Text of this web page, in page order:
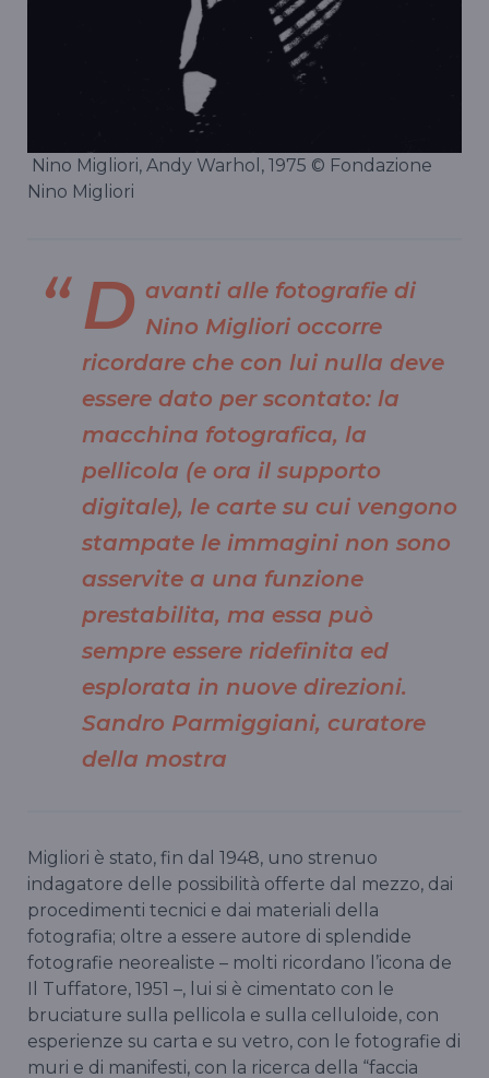
Nino Migliori, Andy Warhol, 1975 © Fondazione
Nino Migliori
D avanti alle fotografie di
Nino Migliori occorre
ricordare che con lui nulla deve
essere dato per scontato: la
macchina fotografica, la
pellicola (e ora il supporto
digitale), le carte su cui vengono
stampate le immagini non sono
asservite a una funzione
prestabilita, ma essa può
sempre essere ridefinita ed
esplorata in nuove direzioni.
Sandro Parmiggiani, curatore
della mostra
Migliori è stato, fin dal 1948, uno strenuo
indagatore delle possibilità offerte dal mezzo, dai
procedimenti tecnici e dai materiali della
fotografia; oltre a essere autore di splendide
fotografie neorealiste – molti ricordano l’icona de
Il Tuffatore, 1951 –, lui si è cimentato con le
bruciature sulla pellicola e sulla celluloide, con
esperienze su carta e su vetro, con le fotografie di
muri e di manifesti, con la ricerca della “faccia